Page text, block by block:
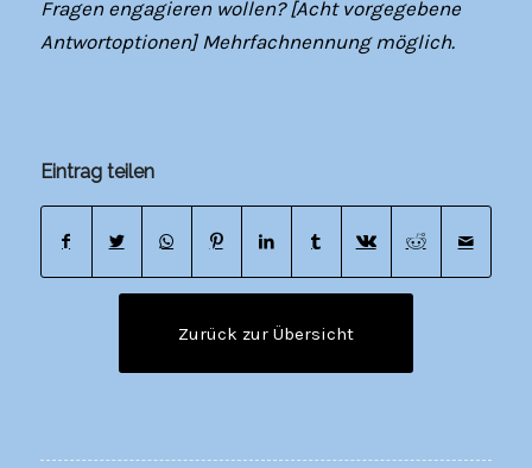
Fragen engagieren wollen? [Acht vorgegebene
Antwortoptionen] Mehrfachnennung möglich.
Eintrag teilen
Zurück zur Übersicht